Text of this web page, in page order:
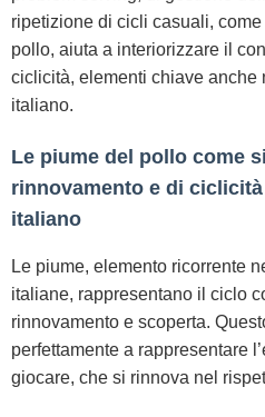
ripetizione di cicli casuali,
pollo, aiuta a interiorizzare il
ciclicità, elementi chiave anche
italiano.
Le piume del pollo come
rinnovamento e di
italiano
Le piume, elemento ricorrente
italiane, rappresentano il ciclo
rinnovamento e scoperta.
perfettamente a rappresentare
giocare, che si rinnova nel